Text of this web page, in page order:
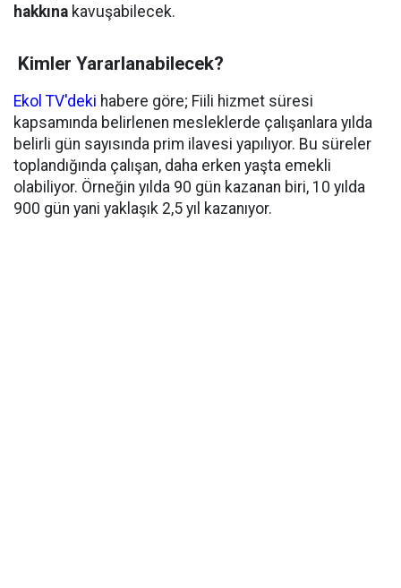
hakkına kavuşabilecek.
Kimler Yararlanabilecek?
Ekol TV'deki habere göre; Fiili hizmet süresi
kapsamında belirlenen mesleklerde çalışanlara yılda
belirli gün sayısında prim ilavesi yapılıyor. Bu süreler
toplandığında çalışan, daha erken yaşta emekli
olabiliyor. Örneğin yılda 90 gün kazanan biri, 10 yılda
900 gün yani yaklaşık 2,5 yıl kazanıyor.